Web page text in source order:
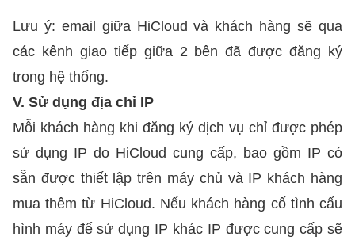
Lưu ý: email giữa HiCloud và khách hàng sẽ qua
các kênh giao tiếp giữa 2 bên đã được đăng ký
trong hệ thống.
V. Sử dụng địa chỉ IP
Mỗi khách hàng khi đăng ký dịch vụ chỉ được phép
sử dụng IP do HiCloud cung cấp, bao gồm IP có
sẵn được thiết lập trên máy chủ và IP khách hàng
mua thêm từ HiCloud. Nếu khách hàng cố tình cấu
hình máy để sử dụng IP khác IP được cung cấp sẽ